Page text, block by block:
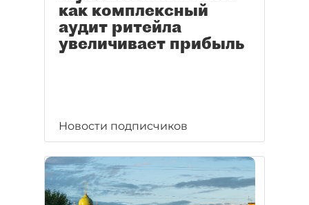
как комплексный
аудит ритейла
увеличивает прибыль
Новости подписчиков